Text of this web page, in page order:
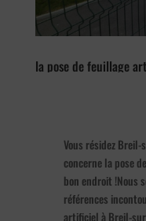
la pose de feuillage
Vous résidez
concerne la pose
bon endroit !Nous
références
artificiel à Breil-